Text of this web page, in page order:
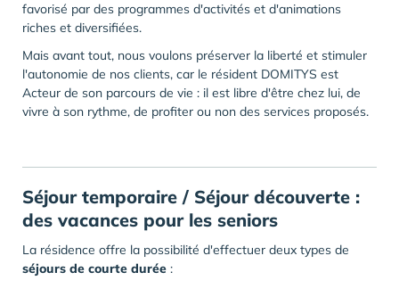
favorisé par des programmes d'activités et d'animations
riches et diversifiées.
Mais avant tout, nous voulons préserver la liberté et stimuler
l'autonomie de nos clients, car le résident DOMITYS est
Acteur de son parcours de vie : il est libre d'être chez lui, de
vivre à son rythme, de profiter ou non des services proposés.
Séjour temporaire / Séjour découverte :
des vacances pour les seniors
La résidence offre la possibilité d'effectuer deux types de
séjours de courte durée :